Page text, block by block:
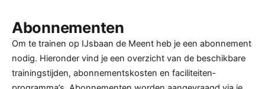
Abonnementen
Om te trainen op IJsbaan de Meent heb je een abonnement
nodig. Hieronder vind je een overzicht van de beschikbare
trainingstijden, abonnements­kosten en faciliteiten­